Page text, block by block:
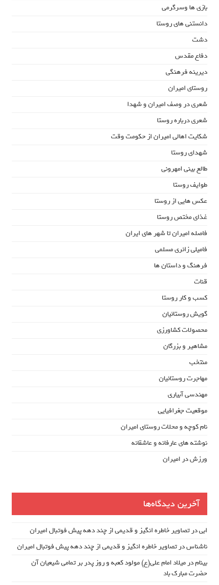
بازی ها وسرگرمی
دانستنی های روستا
دشت
دفاع مقدس
دیرینه فرهنگی
روستای امیران
شعری در وصف امیران و شهدا
شعری درباره روستا
شکایت اهالی امیران از حکومت وقت
شهدای روستا
طالع بینی امهرونی
طوایف روستا
عکس هایی از روستا
غذای مختص روستا
فاصله امیران تا شهر های ایران
فامیلی زائری مسلمی
فرهنگ و داستان ها
قنات
کسب و کار روستا
گویش روستائیان
محصولات کشاورزی
مشاهیر و بزرگان
منتخب
مهاجرت روستائیان
مهندسی آبیاری
موقعیت جغرافیایی
نام کوچه و محلات روستای امیران
نوشته های عارفانه و عاشقانه
ورزش در امیران
آخرین دیدگاه‌ها
ابیدرتصاویر خاطره انگیز و قدیمی از چند دهه پیش فوتبال امیران
ناشناسدرتصاویر خاطره انگیز و قدیمی از چند دهه پیش فوتبال امیران
بینامدرمیلاد امام علی(ع) مولود کعبه و روز پدر بر تمامی شیعیان آن
حضرت مبارک باد